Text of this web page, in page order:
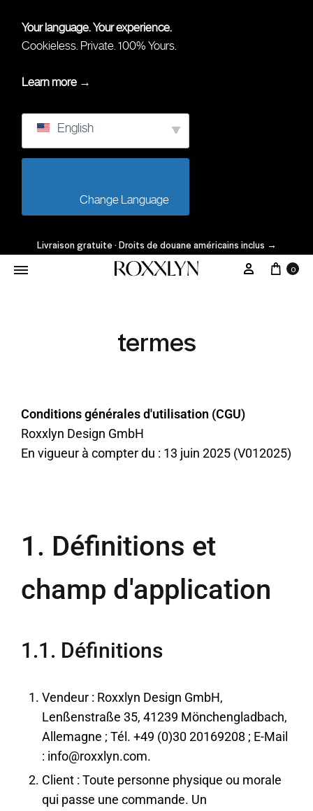
Your language. Your experience.
Cookieless. Private. 100% Yours.
Learn more →
English
Livraison gratuite · Droits de douane américains inclus →
0
termes
Conditions générales d'utilisation (CGU)
Roxxlyn Design GmbH
En vigueur à compter du : 13 juin 2025 (V012025)
1. Définitions et
champ d'application
1.1. Définitions
Vendeur : Roxxlyn Design GmbH,
Lenßenstraße 35, 41239 Mönchengladbach,
Allemagne ; Tél. +49 (0)30 20169208 ; E-Mail
: info@roxxlyn.com.
Client : Toute personne physique ou morale
qui passe une commande. Un